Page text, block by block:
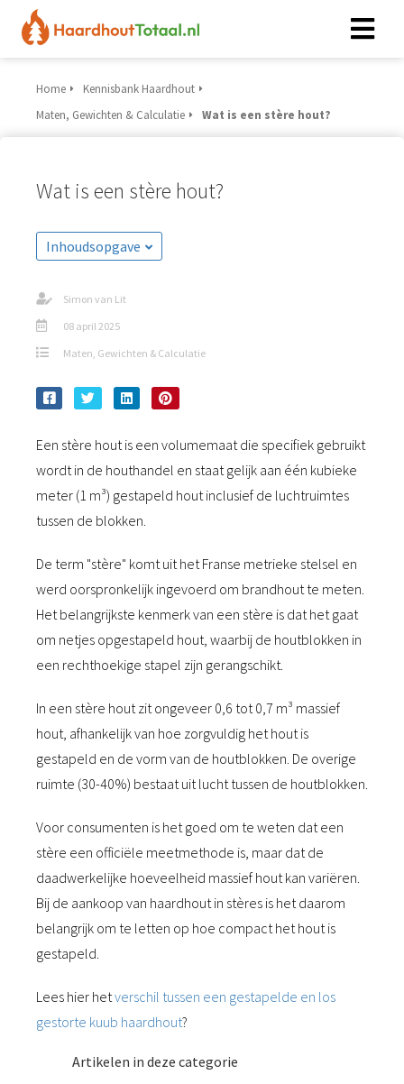
Home
Kennisbank Haardhout
Maten, Gewichten & Calculatie
Wat is een stère hout?
Wat is een stère hout?
Inhoudsopgave
Simon van Lit
08 april 2025
Maten, Gewichten & Calculatie
Een stère hout is een volumemaat die specifiek gebruikt
wordt in de houthandel en staat gelijk aan één kubieke
meter (1 m³) gestapeld hout inclusief de luchtruimtes
tussen de blokken.
De term "stère" komt uit het Franse metrieke stelsel en
werd oorspronkelijk ingevoerd om brandhout te meten.
Het belangrijkste kenmerk van een stère is dat het gaat
om netjes opgestapeld hout, waarbij de houtblokken in
een rechthoekige stapel zijn gerangschikt.
In een stère hout zit ongeveer 0,6 tot 0,7 m³ massief
hout, afhankelijk van hoe zorgvuldig het hout is
gestapeld en de vorm van de houtblokken. De overige
ruimte (30-40%) bestaat uit lucht tussen de houtblokken.
Voor consumenten is het goed om te weten dat een
stère een officiële meetmethode is, maar dat de
daadwerkelijke hoeveelheid massief hout kan variëren.
Bij de aankoop van haardhout in stères is het daarom
belangrijk om te letten op hoe compact het hout is
gestapeld.
Lees hier hetverschil tussen een gestapelde en los
gestorte kuub haardhout?
Artikelen in deze categorie